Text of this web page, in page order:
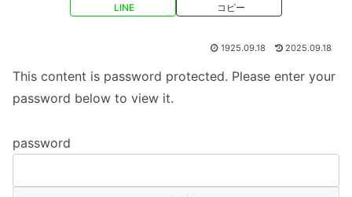
LINE コピー
1925.09.18 2025.09.18
This content is password protected. Please enter your
password below to view it.
password